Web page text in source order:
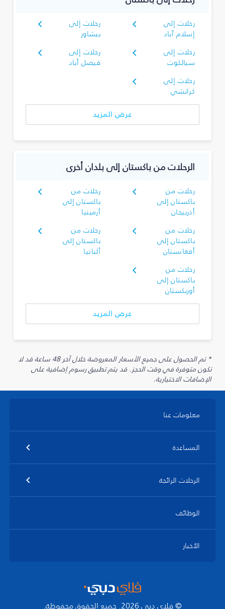
رحلات إلى
إسلام آباد
رحلات إلى
بيشاور
رحلات إلى
سيالكوت
رحلات إلى
فيصل أباد
رحلات إلى
كراتشي
عرض المزيد
الرحلات من باكستان إلى بلدان أخرى
رحلات من
باكستان إلى
أذربيجان
رحلات من
باكستان إلى
أرمينيا
رحلات من
باكستان إلى
أفغانستان
رحلات من
باكستان إلى
ألبانيا
رحلات من
باكستان إلى
أوزبكستان
عرض المزيد
* تم الحصول على جميع الأسعار المعروضة خلال آخر 48 ساعة قد لا
تكون متوفرة في وقت الحجز. قد يتم تطبيق رسوم إضافية على
الإضافات الاختيارية.
معلومات عنا
المساعدة
الرحلات الرائجة
الوظائف
الأخبار
© فلاي دبي 2026. جميع الحقوق محفوظة.